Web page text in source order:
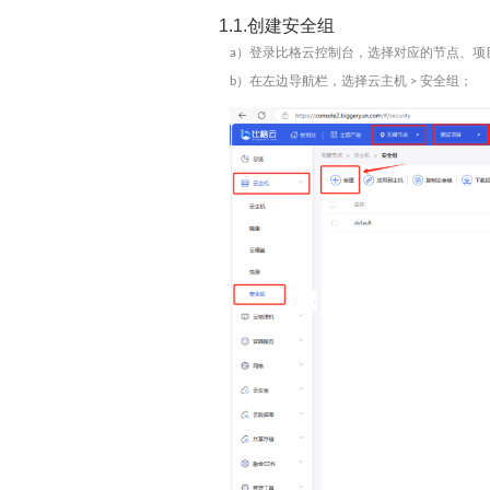
1.1.创建安全组
a ）登录比格云控制台，选择对应的节点、项
b）在左边导航栏，选择云主机 > 安全组 ；